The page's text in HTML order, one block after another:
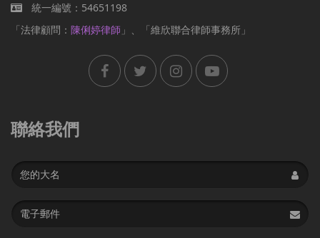
統一編號：54651198
「法律顧問： 陳俐婷律師 」、「維欣聯合律師事務所」
聯絡我們
Name
Email
address